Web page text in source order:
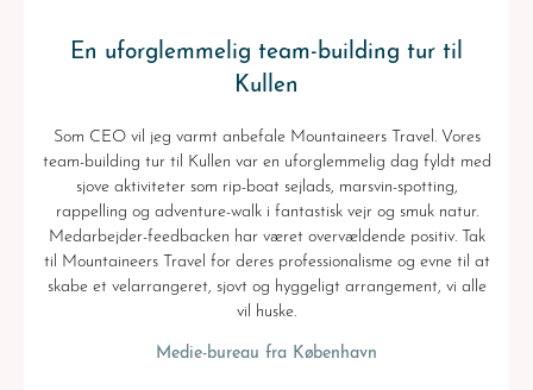
En uforglemmelig team-building tur til
Kullen
Som CEO vil jeg varmt anbefale Mountaineers Travel. Vores
team-building tur til Kullen var en uforglemmelig dag fyldt med
sjove aktiviteter som rip-boat sejlads, marsvin-spotting,
rappelling og adventure-walk i fantastisk vejr og smuk natur.
Medarbejder-feedbacken har været overvældende positiv. Tak
til Mountaineers Travel for deres professionalisme og evne til at
skabe et velarrangeret, sjovt og hyggeligt arrangement, vi alle
vil huske.
Medie-bureau fra København